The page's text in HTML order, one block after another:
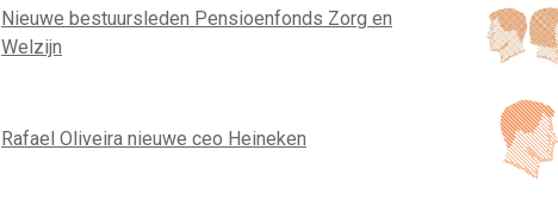
Nieuwe bestuursleden Pensioenfonds Zorg en
Welzijn
Rafael Oliveira nieuwe ceo Heineken